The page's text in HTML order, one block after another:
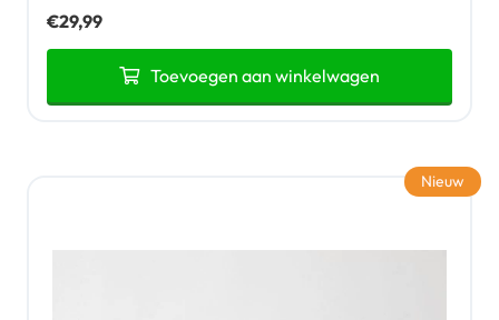
€29,99
Toevoegen aan winkelwagen
Nieuw